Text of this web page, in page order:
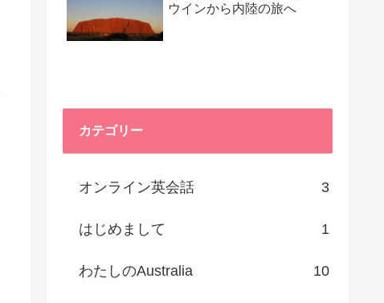
ウインから内陸の旅へ
カテゴリー
オンライン英会話 3
はじめまして 1
わたしのAustralia 10